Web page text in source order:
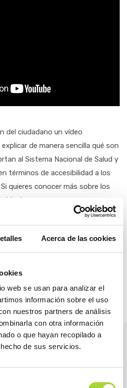
Acerca de las cookies
web se usan para analizar el
información sobre el uso
nuestros partners de análisis
con otra información
o que hayan recopilado a
de sus servicios.
del ciudadano un vídeo
de manera sencilla qué son
al Sistema Nacional de Salud y
términos de accesibilidad a los
quieres conocer más sobre los